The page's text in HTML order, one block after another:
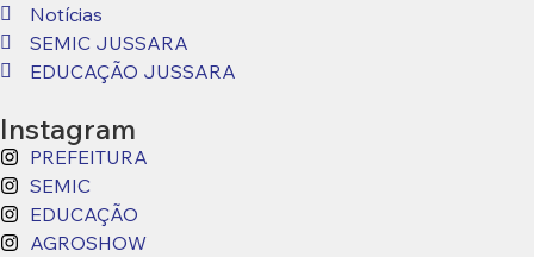
Notícias
SEMIC JUSSARA
EDUCAÇÃO JUSSARA
Instagram
PREFEITURA
SEMIC
EDUCAÇÃO
AGROSHOW